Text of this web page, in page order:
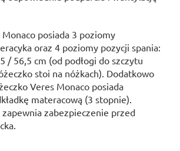
posiada 3 poziomy
oraz 4 poziomy pozycji spania:
/ 56,5 cm (od podłogi do szczytu
stoi na nóżkach). Dodatkowo
Veres Monaco posiada
materacową (3 stopnie).
zabezpieczenie przed